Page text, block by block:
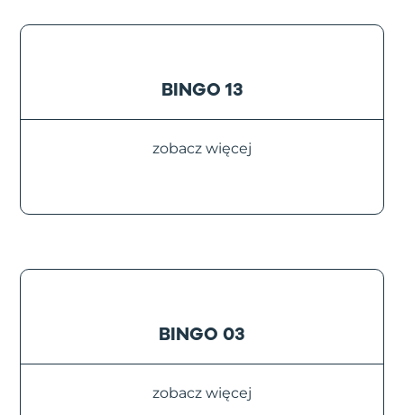
BINGO 13
zobacz więcej
BINGO 03
zobacz więcej